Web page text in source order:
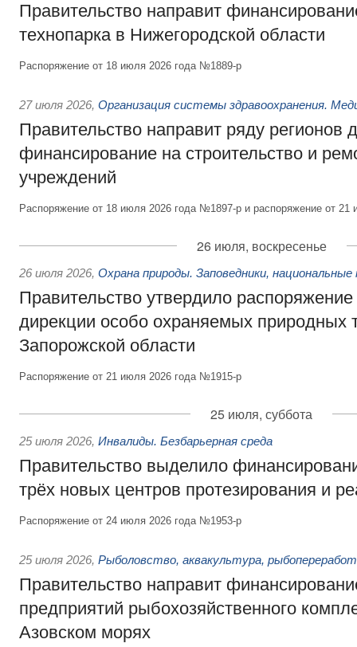
Правительство направит
технопарка в Нижегородской области
Распоряжение от 18 июля 2026 года №1889-р
27 июля 2026, Организация системы здравоохранения.
Правительство направит ряду регионов
финансирование на строительство и
учреждений
Распоряжение от 18 июля 2026 года №1897-р и распоряжение от
26 июля, воскресенье
26 июля 2026, Охрана природы. Заповедники, национальные
Правительство утвердило
дирекции особо охраняемых природных
Запорожской области
Распоряжение от 21 июля 2026 года №1915-р
25 июля, суббота
25 июля 2026, Инвалиды. Безбарьерная среда
Правительство выделило
трёх новых центров протезирования и
Распоряжение от 24 июля 2026 года №1953-р
25 июля 2026, Рыболовство, аквакультура,
Правительство направит
предприятий рыбохозяйственного
Азовском морях